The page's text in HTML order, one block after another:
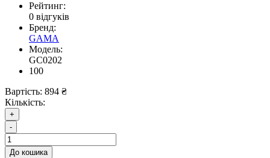
Рейтинг:
0 відгуків
Бренд:
GAMA
Модель:
GC0202
100
Вартість: 894 ₴
Кількість:
+
-
До кошика